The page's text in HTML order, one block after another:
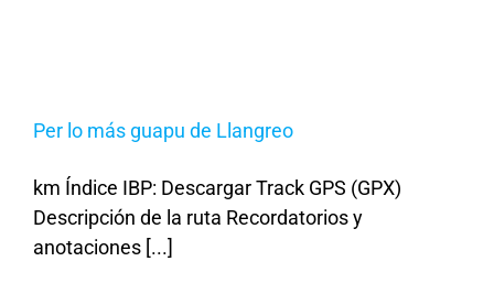
Per lo más guapu de Llangreo
km Índice IBP: Descargar Track GPS (GPX)
Descripción de la ruta Recordatorios y
anotaciones [...]